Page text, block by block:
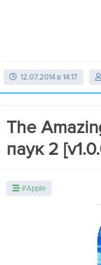
12.07.2014 в 14:17
The
паук 2
#Apple